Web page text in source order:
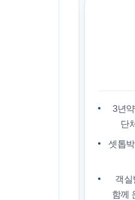
3년
단
셋톱
객실
함께